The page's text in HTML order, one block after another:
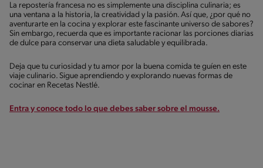
La repostería francesa no es simplemente una disciplina culinaria; es
una ventana a la historia, la creatividad y la pasión. Así que, ¿por qué no
aventurarte en la cocina y explorar este fascinante universo de sabores?
Sin embargo, recuerda que es importante racionar las porciones diarias
de dulce para conservar una dieta saludable y equilibrada.
Deja que tu curiosidad y tu amor por la buena comida te guíen en este
viaje culinario. Sigue aprendiendo y explorando nuevas formas de
cocinar en Recetas Nestlé.
Entra y conoce todo lo que debes saber sobre el mousse.